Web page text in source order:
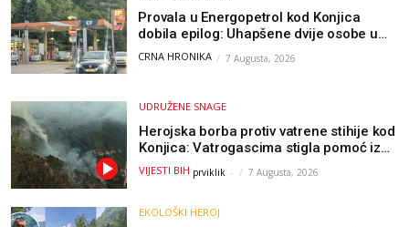
Provala u Energopetrol kod Konjica
dobila epilog: Uhapšene dvije osobe u
Čapljini i Jablanici
CRNA HRONIKA 7 Augusta, 2026
UDRUŽENE SNAGE
Herojska borba protiv vatrene stihije kod
Konjica: Vatrogascima stigla pomoć iz
Sarajeva, helikopteri i Air Tractori
udružili snage
VIJESTI BIH prviklik - 7 Augusta, 2026
EKOLOŠKI HEROJ